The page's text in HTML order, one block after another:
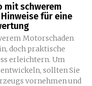
mit schwerem
für eine
Motorschaden
doch praktische
erleichtern. Um
sollten Sie
vornehmen und